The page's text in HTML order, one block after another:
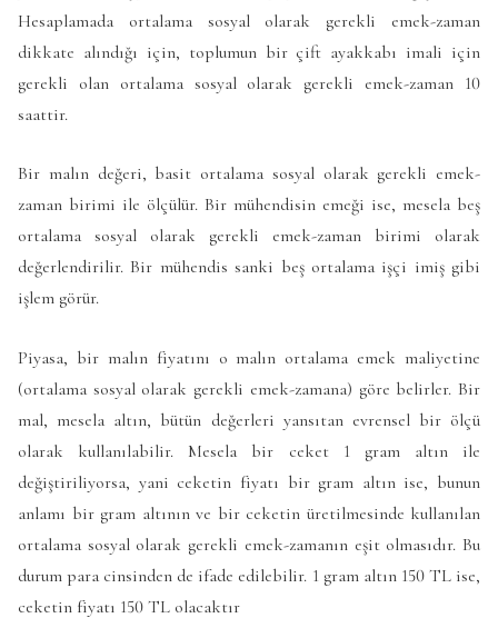
Hesaplamada ortalama sosyal olarak gerekli emek-zaman
dikkate alındığı için, toplumun bir çift ayakkabı imali için
gerekli olan ortalama sosyal olarak gerekli emek-zaman 10
saattir.
Bir malın değeri, basit ortalama sosyal olarak gerekli emek-
zaman birimi ile ölçülür. Bir mühendisin emeği ise, mesela beş
ortalama sosyal olarak gerekli emek-zaman birimi olarak
değerlendirilir. Bir mühendis sanki beş ortalama işçi imiş gibi
işlem görür.
Piyasa, bir malın fiyatını o malın ortalama emek maliyetine
(ortalama sosyal olarak gerekli emek-zamana) göre belirler. Bir
mal, mesela altın, bütün değerleri yansıtan evrensel bir ölçü
olarak kullanılabilir. Mesela bir ceket 1 gram altın ile
değiştiriliyorsa, yani ceketin fiyatı bir gram altın ise, bunun
anlamı bir gram altının ve bir ceketin üretilmesinde kullanılan
ortalama sosyal olarak gerekli emek-zamanın eşit olmasıdır. Bu
durum para cinsinden de ifade edilebilir. 1 gram altın 150 TL ise,
ceketin fiyatı 150 TL olacaktır